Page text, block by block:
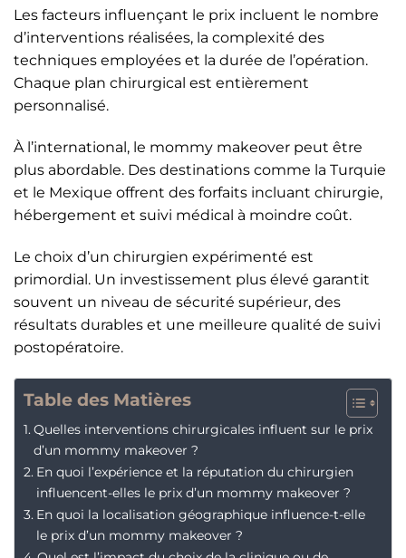
Les facteurs influençant le prix incluent le nombre
d’interventions réalisées, la complexité des
techniques employées et la durée de l’opération.
Chaque plan chirurgical est entièrement
personnalisé.
À l’international, le mommy makeover peut être
plus abordable. Des destinations comme la Turquie
et le Mexique offrent des forfaits incluant chirurgie,
hébergement et suivi médical à moindre coût.
Le choix d’un chirurgien expérimenté est
primordial. Un investissement plus élevé garantit
souvent un niveau de sécurité supérieur, des
résultats durables et une meilleure qualité de suivi
postopératoire.
Table des Matières
Quelles interventions chirurgicales influent sur le prix
d’un mommy makeover ?
En quoi l’expérience et la réputation du chirurgien
influencent-elles le prix d’un mommy makeover ?
En quoi la localisation géographique influence-t-elle
le prix d’un mommy makeover ?